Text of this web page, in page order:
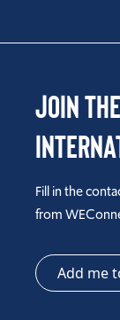
Join
Fill in the
from
Add me